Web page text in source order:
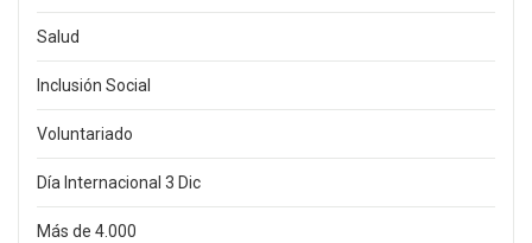
Salud
Inclusión Social
Voluntariado
Día Internacional 3 Dic
Más de 4.000